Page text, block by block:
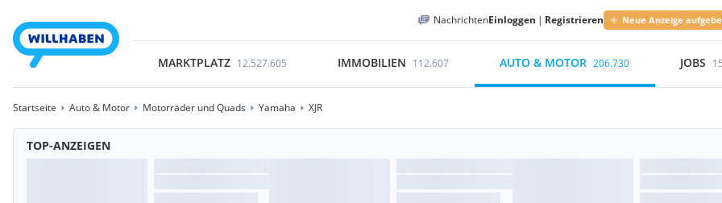
NachrichtenEinloggen | Registrieren Neue Anzeige
MARKTPLATZ 12.527.605 IMMOBILIEN 112.607 AUTO & MOTOR 206.730 JOBS
Startseite Auto & Motor Motorräder und Quads Yamaha XJR
TOP-ANZEIGEN